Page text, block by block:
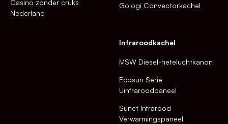
Casino zonder cruks
Nederland
Gologi Convectorkachel
Infraroodkachel
MSW Diesel-heteluchtkanon
Ecosun Serie
Uinfraroodpaneel
Sunet Infrarood
Verwarmingspaneel